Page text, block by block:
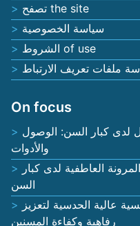
تصفح the site
سياسة الخصوصية
الشروط of use
ملفات تعريف الارتباط
On focus
لدى كبار السن: الوصول
والأدوات
العاطفية لدى كبار
السن
عالية الحدسية لتعزيز
رفاهية وكفاءة المسنين